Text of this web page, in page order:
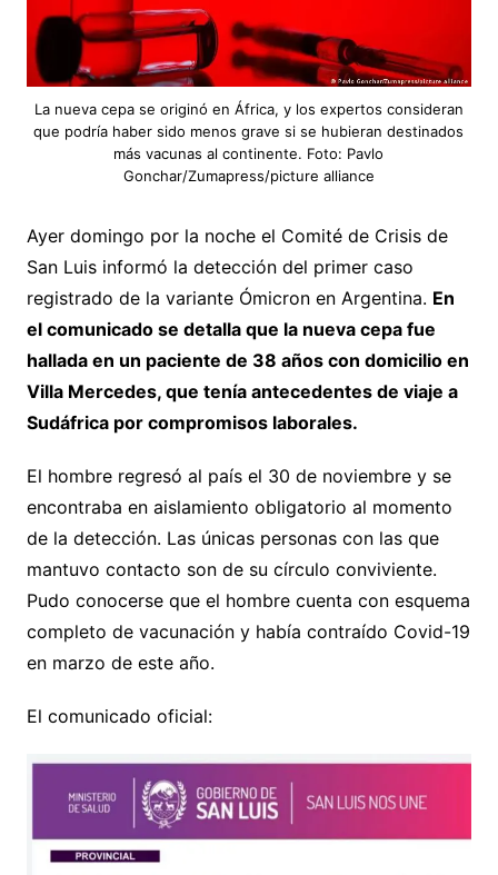
La nueva cepa se originó en África, y los expertos consideran
que podría haber sido menos grave si se hubieran destinados
más vacunas al continente. Foto: Pavlo
Gonchar/Zumapress/picture alliance
Ayer domingo por la noche el Comité de Crisis de
San Luis informó la detección del primer caso
registrado de la variante Ómicron en Argentina. En
el comunicado se detalla que la nueva cepa fue
hallada en un paciente de 38 años con domicilio en
Villa Mercedes, que tenía antecedentes de viaje a
Sudáfrica por compromisos laborales.
El hombre regresó al país el 30 de noviembre y se
encontraba en aislamiento obligatorio al momento
de la detección. Las únicas personas con las que
mantuvo contacto son de su círculo conviviente.
Pudo conocerse que el hombre cuenta con esquema
completo de vacunación y había contraído Covid-19
en marzo de este año.
El comunicado oficial: